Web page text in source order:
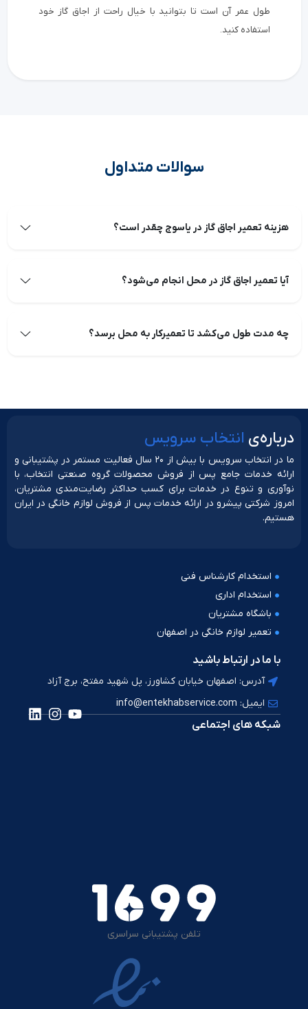
طول عمر آن است تا بتوانید با خیال راحت از اجاق گاز خود
استفاده کنید.
سوالات متداول
هزینه تعمیر اجاق گاز در یاسوج چقدر است؟
آیا تعمیر اجاق گاز در محل انجام می‌شود؟
چه مدت طول می‌کشد تا تعمیرکار به محل برسد؟
دربار‌ه‌ی انتخاب سرویس
ما در انتخاب سرویس با بیش از ۲۰ سال فعالیت مستمر در پشتیبانی و
ارائه خدمات جامع پس از فروش محصولات گروه صنعتی انتخاب، با
نوآوری و تنوع در خدمات برای کسب حداکثر رضایت‌مندی مشتریان،
امروز شرکتی پیشرو در ارائه خدمات پس از فروش لوازم خانگی در ایران
هستیم.
استخدام کارشناس فنی
استخدام اداری
باشگاه مشتریان
تعمیر لوازم خانگی در اصفهان
با ما در ارتباط باشید
آدرس: اصفهان خیابان کشاورز، پل شهید مفتح، برج آزاد
ایمیل: info@entekhabservice.com
شبکه های اجتماعی
تلفن پشتیبانی سراسری